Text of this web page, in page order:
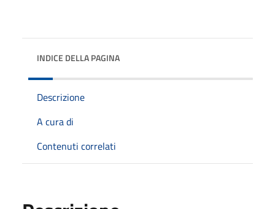
INDICE DELLA PAGINA
Descrizione
A cura di
Contenuti correlati